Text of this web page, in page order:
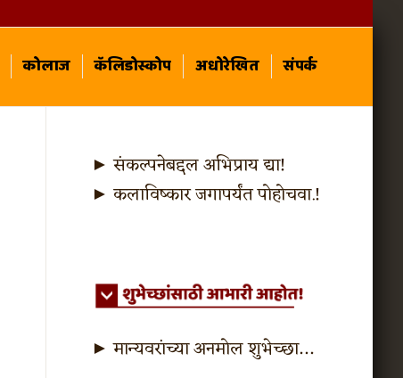
कोलाज कॅलिडोस्कोप अधोरेखित संपर्क
► संकल्पनेबद्दल अभिप्राय द्या!
► कलाविष्कार जगापर्यंत पोहोचवा.!
► मान्यवरांच्या अनमोल शुभेच्छा…